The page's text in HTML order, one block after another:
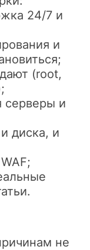
24/7 и
и
(root,
серверы и
диска, и
не